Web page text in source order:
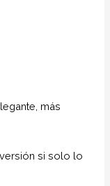
más
si solo lo